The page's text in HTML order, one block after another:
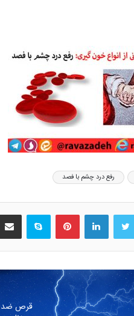
رفع درد چشم با فصد
لینکدین ‫پین‌ترست اسکایپ
🏴
بیان
ماه رومی
توصیه
همه
سائیدگی